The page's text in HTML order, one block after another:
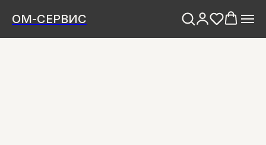
ОМ-СЕРВИС